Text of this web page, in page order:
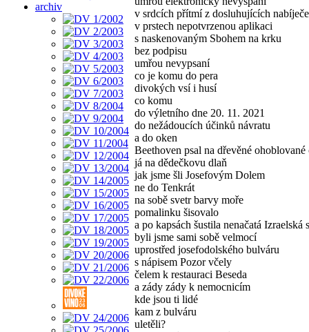
archiv
v srdcích přítmí z dosluhujících
v prstech nepotvrzenou aplikaci
s naskenovaným Sbohem na krku
bez podpisu
umřou nevypsaní
co je komu do pera
divokých vsí i husí
co komu
do výletního dne 20. 11. 2021
do nežádoucích účinků návratu
a do oken
Beethoven psal na dřevěné ohoblované
já na dědečkovu dlaň
jak jsme šli Josefovým Dolem
ne do Tenkrát
na sobě svetr barvy moře
pomalinku šisovalo
a po kapsách šustila nenačatá Izraelská
byli jsme sami sobě velmocí
uprostřed josefodolského bulváru
s nápisem Pozor včely
čelem k restauraci Beseda
a zády zády k nemocnicím
kde jsou ti lidé
kam z bulváru
uletěli?